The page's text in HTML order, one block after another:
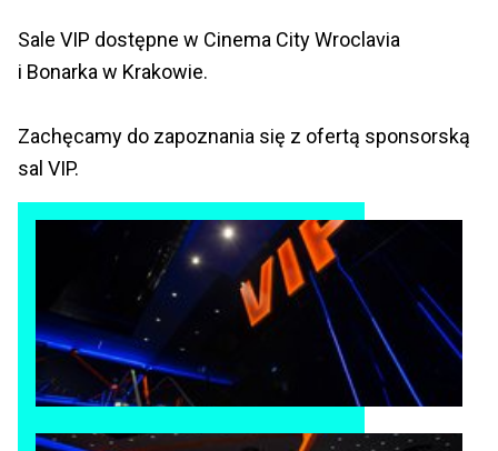
Sale VIP dostępne w Cinema City Wroclavia
i Bonarka w Krakowie.
Zachęcamy do zapoznania się z ofertą sponsorską
sal VIP.